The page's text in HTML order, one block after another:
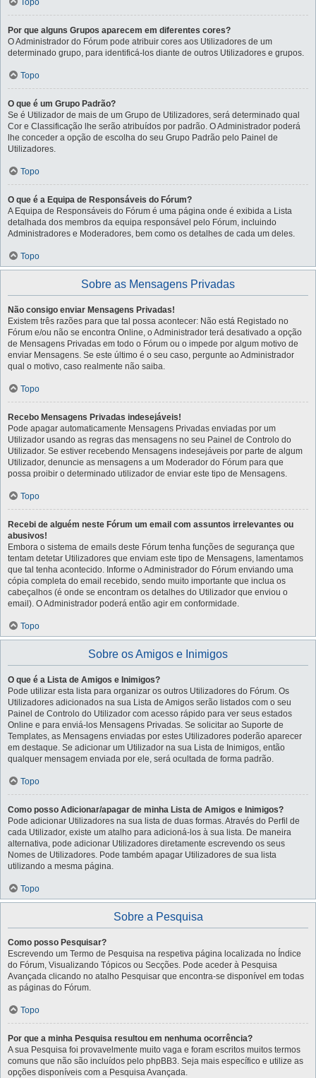
Topo
Por que alguns Grupos aparecem em diferentes cores?
O Administrador do Fórum pode atribuir cores aos Utilizadores de um
determinado grupo, para identificá-los diante de outros Utilizadores e grupos.
Topo
O que é um Grupo Padrão?
Se é Utilizador de mais de um Grupo de Utilizadores, será determinado qual
Cor e Classificação lhe serão atribuídos por padrão. O Administrador poderá
lhe conceder a opção de escolha do seu Grupo Padrão pelo Painel de
Utilizadores.
Topo
O que é a Equipa de Responsáveis do Fórum?
A Equipa de Responsáveis do Fórum é uma página onde é exibida a Lista
detalhada dos membros da equipa responsável pelo Fórum, incluindo
Administradores e Moderadores, bem como os detalhes de cada um deles.
Topo
Sobre as Mensagens Privadas
Não consigo enviar Mensagens Privadas!
Existem três razões para que tal possa acontecer: Não está Registado no
Fórum e/ou não se encontra Online, o Administrador terá desativado a opção
de Mensagens Privadas em todo o Fórum ou o impede por algum motivo de
enviar Mensagens. Se este último é o seu caso, pergunte ao Administrador
qual o motivo, caso realmente não saiba.
Topo
Recebo Mensagens Privadas indesejáveis!
Pode apagar automaticamente Mensagens Privadas enviadas por um
Utilizador usando as regras das mensagens no seu Painel de Controlo do
Utilizador. Se estiver recebendo Mensagens indesejáveis por parte de algum
Utilizador, denuncie as mensagens a um Moderador do Fórum para que
possa proibir o determinado utilizador de enviar este tipo de Mensagens.
Topo
Recebi de alguém neste Fórum um email com assuntos irrelevantes ou
abusivos!
Embora o sistema de emails deste Fórum tenha funções de segurança que
tentam detetar Utilizadores que enviam este tipo de Mensagens, lamentamos
que tal tenha acontecido. Informe o Administrador do Fórum enviando uma
cópia completa do email recebido, sendo muito importante que inclua os
cabeçalhos (é onde se encontram os detalhes do Utilizador que enviou o
email). O Administrador poderá então agir em conformidade.
Topo
Sobre os Amigos e Inimigos
O que é a Lista de Amigos e Inimigos?
Pode utilizar esta lista para organizar os outros Utilizadores do Fórum. Os
Utilizadores adicionados na sua Lista de Amigos serão listados com o seu
Painel de Controlo do Utilizador com acesso rápido para ver seus estados
Online e para enviá-los Mensagens Privadas. Se solicitar ao Suporte de
Templates, as Mensagens enviadas por estes Utilizadores poderão aparecer
em destaque. Se adicionar um Utilizador na sua Lista de Inimigos, então
qualquer mensagem enviada por ele, será ocultada de forma padrão.
Topo
Como posso Adicionar/apagar de minha Lista de Amigos e Inimigos?
Pode adicionar Utilizadores na sua lista de duas formas. Através do Perfil de
cada Utilizador, existe um atalho para adicioná-los à sua lista. De maneira
alternativa, pode adicionar Utilizadores diretamente escrevendo os seus
Nomes de Utilizadores. Pode também apagar Utilizadores de sua lista
utilizando a mesma página.
Topo
Sobre a Pesquisa
Como posso Pesquisar?
Escrevendo um Termo de Pesquisa na respetiva página localizada no Índice
do Fórum, Visualizando Tópicos ou Secções. Pode aceder à Pesquisa
Avançada clicando no atalho Pesquisar que encontra-se disponível em todas
as páginas do Fórum.
Topo
Por que a minha Pesquisa resultou em nenhuma ocorrência?
A sua Pesquisa foi provavelmente muito vaga e foram escritos muitos termos
comuns que não são incluídos pelo phpBB3. Seja mais específico e utilize as
opções disponíveis com a Pesquisa Avançada.